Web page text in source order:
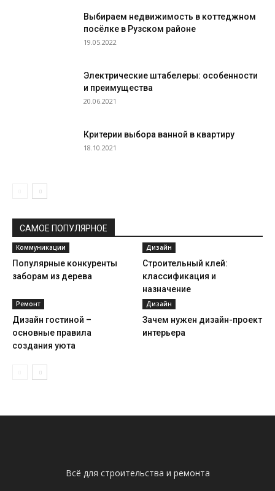
Выбираем недвижимость в коттеджном
посёлке в Рузском районе
19.05.2022
Электрические штабелеры: особенности
и преимущества
20.06.2021
Критерии выбора ванной в квартиру
18.10.2021
САМОЕ ПОПУЛЯРНОЕ
Коммуникации
Популярные конкуренты
заборам из дерева
Дизайн
Строительный клей:
классификация и
назначение
Ремонт
Дизайн гостиной –
основные правила
создания уюта
Дизайн
Зачем нужен дизайн-проект
интерьера
Всё для строительства и ремонта